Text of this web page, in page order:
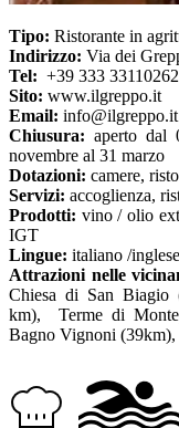
Tipo: Ristorante in
Indirizzo: Via dei
Tel: +39 333 33110262
Sito: www.ilgreppo.it
Email: info@ilgreppo.it
Chiusura: aperto dal
novembre al 31 marzo
Dotazioni: camere,
Servizi: accoglienza,
Prodotti: vino / olio
IGT
Lingue: italiano /inglese
Attrazioni nelle
Chiesa di San Biagio
km), Terme di
Bagno Vignoni